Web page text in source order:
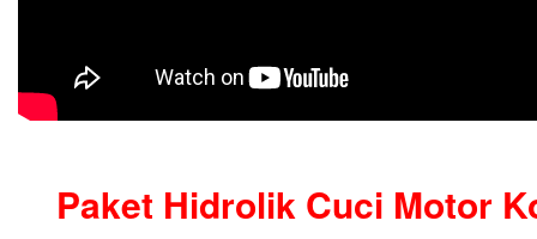
Paket Hidrolik Cuci Motor